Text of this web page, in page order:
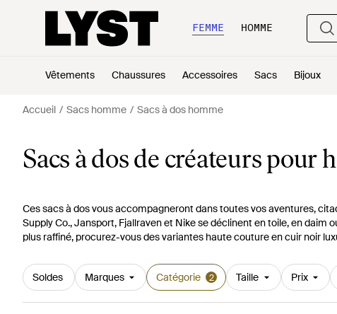
FEMME HOMME
Vêtements Chaussures Accessoires Sacs Bijoux
Accueil Sacs homme Sacs à dos homme
Sacs à dos de créateurs pour
Ces sacs à dos vous accompagneront dans toutes vos aventures,
Supply Co., Jansport, Fjallraven et Nike se déclinent en toile, en daim
plus raffiné, procurez-vous des variantes haute couture en cuir noir
Soldes Marques Catégorie 2 Taille Prix